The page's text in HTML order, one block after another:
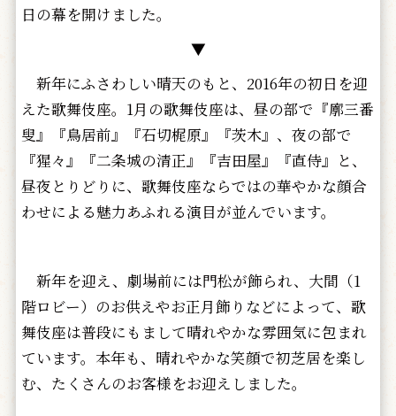
日の幕を開けました。
▼
新年にふさわしい晴天のもと、2016年の初日を迎
えた歌舞伎座。1月の歌舞伎座は、昼の部で『廓三番
叟』『鳥居前』『石切梶原』『茨木』、夜の部で
『猩々』『二条城の清正』『吉田屋』『直侍』と、
昼夜とりどりに、歌舞伎座ならではの華やかな顔合
わせによる魅力あふれる演目が並んでいます。
新年を迎え、劇場前には門松が飾られ、大間（1
階ロビー）のお供えやお正月飾りなどによって、歌
舞伎座は普段にもまして晴れやかな雰囲気に包まれ
ています。本年も、晴れやかな笑顔で初芝居を楽し
む、たくさんのお客様をお迎えしました。